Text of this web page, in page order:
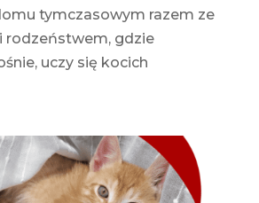
tymczasowym razem ze
rodzeństwem, gdzie
uczy się kocich